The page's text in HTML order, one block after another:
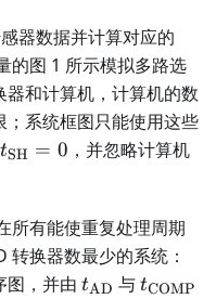
器数据并计算对应的
的图 1 所示模拟多路选
和计算机，计算机的数
系统框图只能使用这些
tSH = 0 ，并忽略计算机
所有能使重复处理周期
换器数最少的系统：
图，并由 tAD 与 tCOMP